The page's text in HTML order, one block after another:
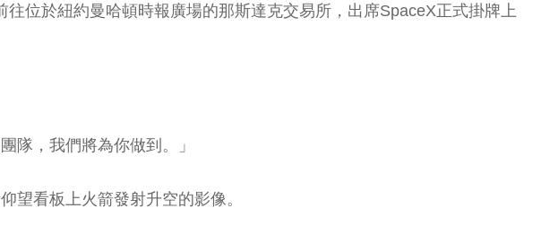
位於紐約曼哈頓時報廣場的那斯達克交易所，出席SpaceX正式掛牌上
隊，我們將為你做到。」
望看板上火箭發射升空的影像。